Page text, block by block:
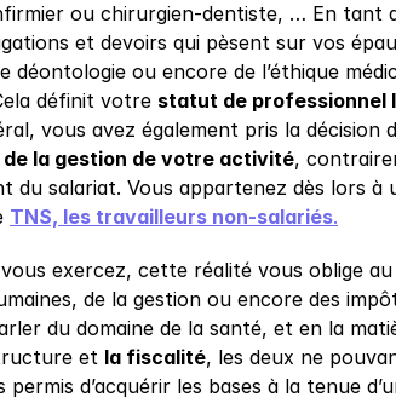
ou chirurgien-dentiste, … En tant
et devoirs qui pèsent sur vos
déontologie ou encore de l’éthique
définit votre statut de professionnel
vous avez également pris la
de la gestion de votre activité,
salariat. Vous appartenez dès lors à
TNS, les travailleurs non-salariés.
exercez, cette réalité vous oblige
de la gestion ou encore des
du domaine de la santé, et en la
et la fiscalité, les deux ne
d’acquérir les bases à la tenue